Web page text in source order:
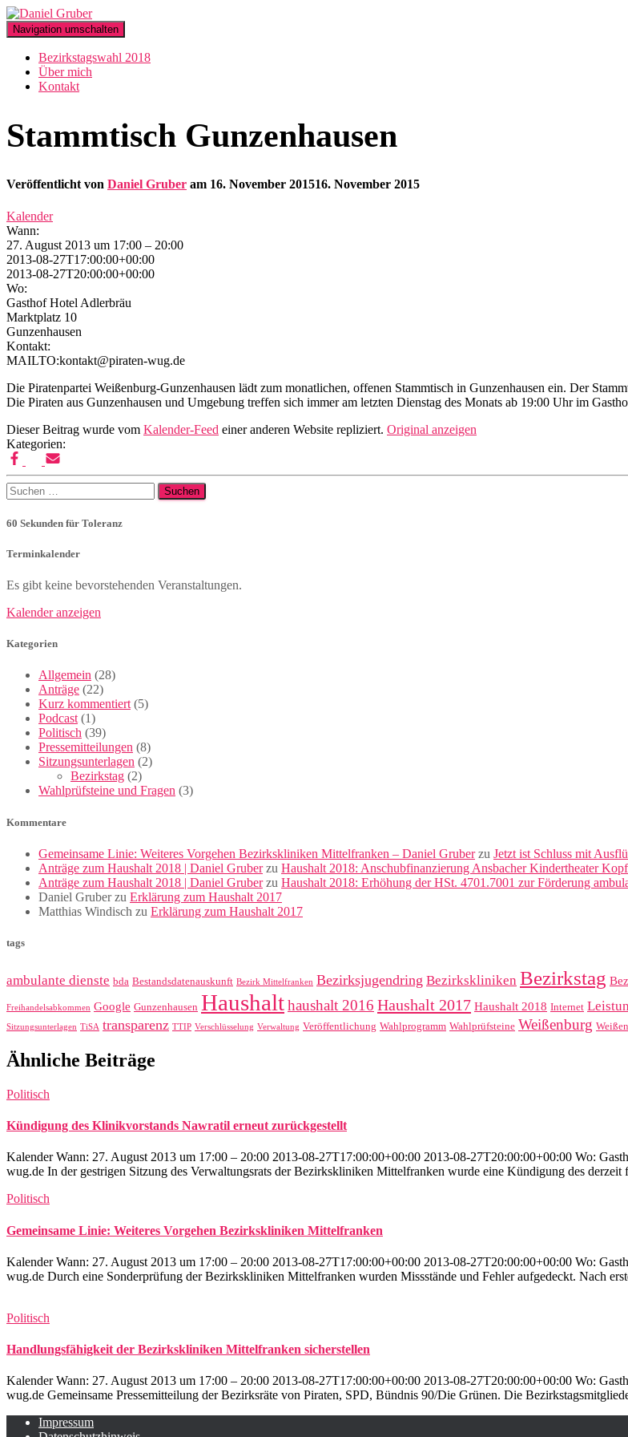
Navigation umschalten
Bezirkstagswahl 2018
Über mich
Kontakt
Stammtisch Gunzenhausen
Veröffentlicht von Daniel Gruber am 16. November 201516. November 2015
Kalender
Wann:
27. August 2013 um 17:00 – 20:00
2013-08-27T17:00:00+00:00
2013-08-27T20:00:00+00:00
Wo:
Gasthof Hotel Adlerbräu
Marktplatz 10
Gunzenhausen
Kontakt:
MAILTO:kontakt@piraten-wug.de
Die Piratenpartei Weißenburg-Gunzenhausen lädt zum monatlichen, offenen Stammtisch in Gunzenhausen ein. Der
Die Piraten aus Gunzenhausen und Umgebung treffen sich immer am letzten Dienstag des Monats ab 19:00 Uhr im
Dieser Beitrag wurde vom Kalender-Feed einer anderen Website repliziert. Original anzeigen
Kategorien:
Suchen
nach:
60 Sekunden für Toleranz
Terminkalender
Es gibt keine bevorstehenden Veranstaltungen.
Kalender anzeigen
Kategorien
Allgemein (28)
Anträge (22)
Kurz kommentiert (5)
Podcast (1)
Politisch (39)
Pressemitteilungen (8)
Sitzungsunterlagen (2)
Bezirkstag (2)
Wahlprüfsteine und Fragen (3)
Kommentare
Gemeinsame Linie: Weiteres Vorgehen Bezirkskliniken Mittelfranken – Daniel Gruberzu Jetzt ist Schluss mit
Anträge zum Haushalt 2018 | Daniel Gruberzu Haushalt 2018: Anschubfinanzierung Ansbacher Kindertheater
Anträge zum Haushalt 2018 | Daniel Gruberzu Haushalt 2018: Erhöhung der HSt. 4701.7001 zur Förderung
Daniel Gruberzu Erklärung zum Haushalt 2017
Matthias Windisch zu Erklärung zum Haushalt 2017
tags
ambulante dienste bda Bestandsdatenauskunft Bezirk Mittelfranken Bezirksjugendring Bezirkskliniken Bezirkstag
Freihandelsabkommen Google Gunzenhausen Haushalthaushalt 2016 Haushalt 2017 Haushalt 2018 Internet
Sitzungsunterlagen TiSA transparenz TTIP Verschlüsselung Verwaltung Veröffentlichung Wahlprogramm Wahlprüfsteine Weißenburg
Ähnliche Beiträge
Politisch
Kündigung des Klinikvorstands Nawratil erneut zurückgestellt
Kalender Wann: 27. August 2013 um 17:00 – 20:00 2013-08-27T17:00:00+00:00 2013-08-27T20:00:00+00:00 Wo:
wug.de In der gestrigen Sitzung des Verwaltungsrats der Bezirkskliniken Mittelfranken wurde eine Kündigung des derzeit
Politisch
Gemeinsame Linie: Weiteres Vorgehen Bezirkskliniken Mittelfranken
Kalender Wann: 27. August 2013 um 17:00 – 20:00 2013-08-27T17:00:00+00:00 2013-08-27T20:00:00+00:00 Wo:
wug.de Durch eine Sonderprüfung der Bezirkskliniken Mittelfranken wurden Missstände und Fehler aufgedeckt. Nach
Politisch
Handlungsfähigkeit der Bezirkskliniken Mittelfranken sicherstellen
Kalender Wann: 27. August 2013 um 17:00 – 20:00 2013-08-27T17:00:00+00:00 2013-08-27T20:00:00+00:00 Wo:
wug.de Gemeinsame Pressemitteilung der Bezirksräte von Piraten, SPD, Bündnis 90/Die Grünen. Die
Impressum